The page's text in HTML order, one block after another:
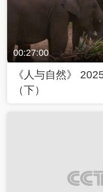
00:27:00
《人与自然》
（下）